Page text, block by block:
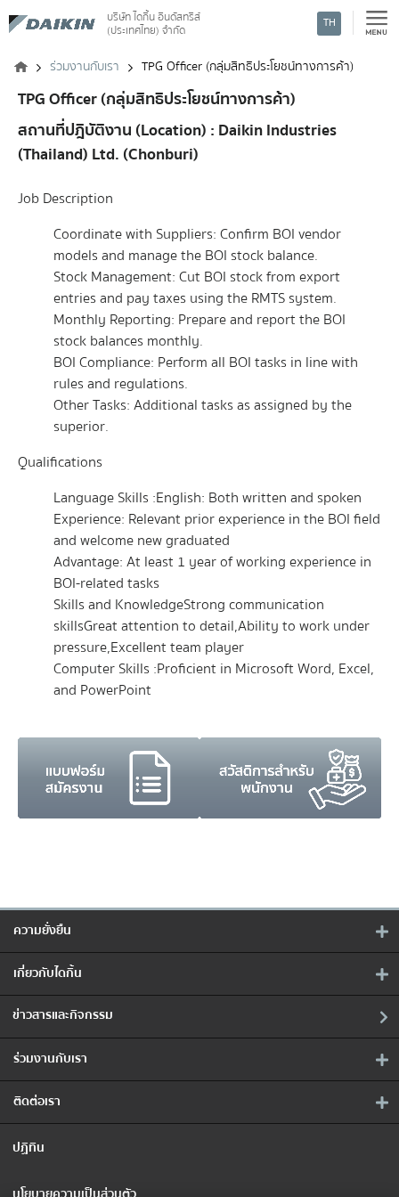
บริษัท ไดกิ้น อินดัสทรีส์
(ประเทศไทย) จำกัด TH
ค้นหา
ร่วมงานกับเรา TPG Officer (กลุ่มสิทธิประโยชน์ทางการค้า)
TPG Officer (กลุ่มสิทธิประโยชน์ทางการค้า)
สถานที่ปฎิบัติงาน (Location) : Daikin Industries
(Thailand) Ltd. (Chonburi)
Job Description
Coordinate with Suppliers: Confirm BOI vendor
models and manage the BOI stock balance.
Stock Management: Cut BOI stock from export
entries and pay taxes using the RMTS system.
Monthly Reporting: Prepare and report the BOI
stock balances monthly.
BOI Compliance: Perform all BOI tasks in line with
rules and regulations.
Other Tasks: Additional tasks as assigned by the
superior.
Qualifications
Language Skills :English: Both written and spoken
Experience: Relevant prior experience in the BOI field
and welcome new graduated
Advantage: At least 1 year of working experience in
BOI-related tasks
Skills and KnowledgeStrong communication
skillsGreat attention to detail,Ability to work under
pressure,Excellent team player
Computer Skills :Proficient in Microsoft Word, Excel,
and PowerPoint
ความยั่งยืน
เกี่ยวกับไดกิ้น
ข่าวสารและกิจกรรม
ร่วมงานกับเรา
ติดต่อเรา
ปฏิทิน